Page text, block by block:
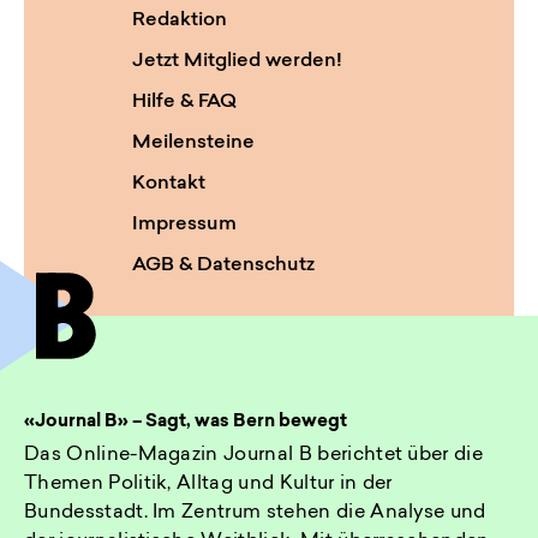
Redaktion
Jetzt Mitglied werden!
Hilfe & FAQ
Meilensteine
Kontakt
Impressum
AGB & Datenschutz
«Journal B» – Sagt, was Bern bewegt
Das Online-Magazin Journal B berichtet über die
Themen Politik, Alltag und Kultur in der
Bundesstadt. Im Zentrum stehen die Analyse und